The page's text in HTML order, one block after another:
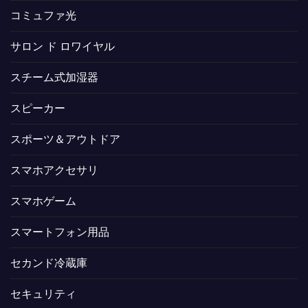
コミュファ光
サロン ド ロワイヤル
スチーム式加湿器
スピーカー
スポーツ＆アウトドア
スマホアクセサリ
スマホゲーム
スマートフォン用品
セカンド冷蔵庫
セキュリティ